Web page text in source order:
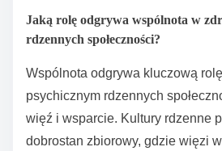
Jaką rolę odgrywa wspólnota w
rdzennych społeczności?
Wspólnota odgrywa kluczową
psychicznym rdzennych
więź i wsparcie. Kultury rdzenne
dobrostan zbiorowy, gdzie więzi